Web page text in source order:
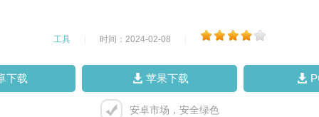
工具 时间：2024-02-08
下载 苹果下载
安卓市场，安全绿色